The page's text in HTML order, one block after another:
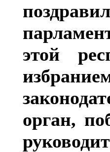
поздравил
этой
орган,